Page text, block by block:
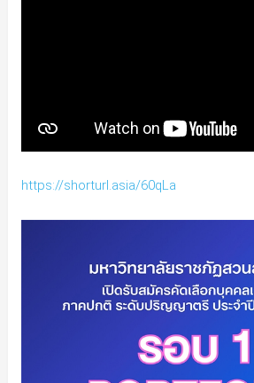
https://shorturl.asia/60qLa